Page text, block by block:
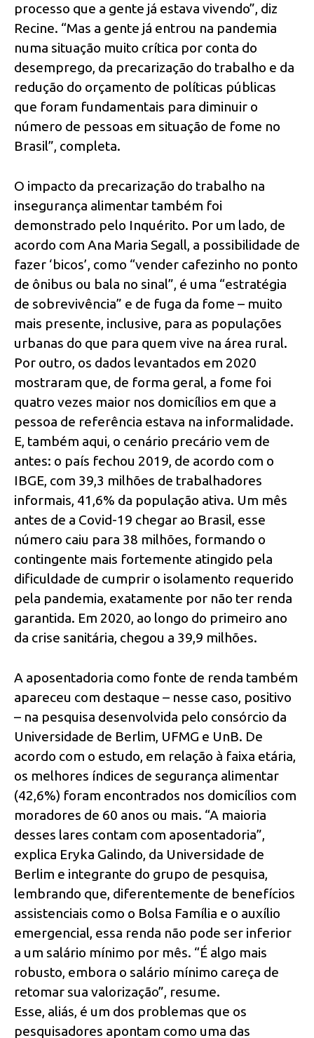
processo que a gente já estava vivendo”, diz
Recine. “Mas a gente já entrou na pandemia
numa situação muito crítica por conta do
desemprego, da precarização do trabalho e da
redução do orçamento de políticas públicas
que foram fundamentais para diminuir o
número de pessoas em situação de fome no
Brasil”, completa.
O impacto da precarização do trabalho na
insegurança alimentar também foi
demonstrado pelo Inquérito. Por um lado, de
acordo com Ana Maria Segall, a possibilidade de
fazer ‘bicos’, como “vender cafezinho no ponto
de ônibus ou bala no sinal”, é uma “estratégia
de sobrevivência” e de fuga da fome – muito
mais presente, inclusive, para as populações
urbanas do que para quem vive na área rural.
Por outro, os dados levantados em 2020
mostraram que, de forma geral, a fome foi
quatro vezes maior nos domicílios em que a
pessoa de referência estava na informalidade.
E, também aqui, o cenário precário vem de
antes: o país fechou 2019, de acordo com o
IBGE, com 39,3 milhões de trabalhadores
informais, 41,6% da população ativa. Um mês
antes de a Covid-19 chegar ao Brasil, esse
número caiu para 38 milhões, formando o
contingente mais fortemente atingido pela
dificuldade de cumprir o isolamento requerido
pela pandemia, exatamente por não ter renda
garantida. Em 2020, ao longo do primeiro ano
da crise sanitária, chegou a 39,9 milhões.
A aposentadoria como fonte de renda também
apareceu com destaque – nesse caso, positivo
– na pesquisa desenvolvida pelo consórcio da
Universidade de Berlim, UFMG e UnB. De
acordo com o estudo, em relação à faixa etária,
os melhores índices de segurança alimentar
(42,6%) foram encontrados nos domicílios com
moradores de 60 anos ou mais. “A maioria
desses lares contam com aposentadoria”,
explica Eryka Galindo, da Universidade de
Berlim e integrante do grupo de pesquisa,
lembrando que, diferentemente de benefícios
assistenciais como o Bolsa Família e o auxílio
emergencial, essa renda não pode ser inferior
a um salário mínimo por mês. “É algo mais
robusto, embora o salário mínimo careça de
retomar sua valorização”, resume.
Esse, aliás, é um dos problemas que os
pesquisadores apontam como uma das